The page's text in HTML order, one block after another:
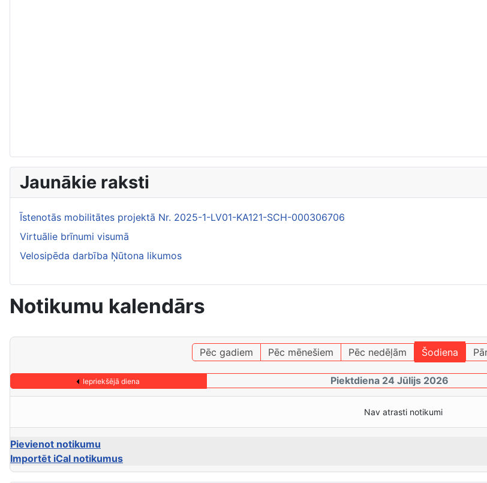
Jaunākie raksti
Īstenotās mobilitātes projektā Nr. 2025-1-LV01-KA121-SCH-000306706
Virtuālie brīnumi visumā
Velosipēda darbība Ņūtona likumos
Notikumu kalendārs
Pēc gadiem Pēc mēnešiem Pēc nedēļām Šodiena
Iepriekšējā diena Piektdiena 24 Jūlijs 2026
Nav atrasti notikumi
Pievienot notikumu
Importēt iCal notikumus